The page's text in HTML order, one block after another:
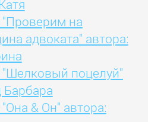
"Проверим на
адвоката" автора:
"Шелковый поцелуй"
Барбара
& Он" автора: